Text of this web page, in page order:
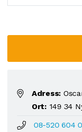
Adress:
Ort: 149 34
08-520 604